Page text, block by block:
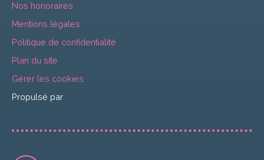
Nos honoraires
Mentions légales
Politique de confidentialité
Plan du site
Gérer les cookies
Propulsé par